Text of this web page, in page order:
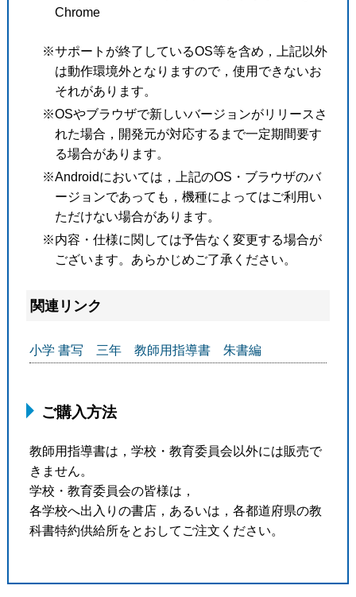
Chrome
※サポートが終了しているOS等を含め，上記以外
は動作環境外となりますので，使用できないお
それがあります。
※OSやブラウザで新しいバージョンがリリースさ
れた場合，開発元が対応するまで一定期間要す
る場合があります。
※Androidにおいては，上記のOS・ブラウザのバ
ージョンであっても，機種によってはご利用い
ただけない場合があります。
※内容・仕様に関しては予告なく変更する場合が
ございます。あらかじめご了承ください。
関連リンク
小学 書写 三年 教師用指導書 朱書編
ご購入方法
教師用指導書は，学校・教育委員会以外には販売で
きません。
学校・教育委員会の皆様は，
各学校へ出入りの書店，あるいは，各都道府県の教
科書特約供給所をとおしてご注文ください。